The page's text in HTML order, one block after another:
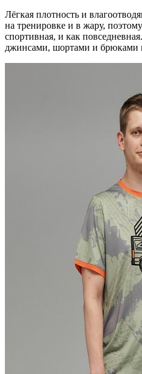
Лёгкая плотность и
на тренировке и в жару,
спортивная, и как
джинсами, шортами и брюками